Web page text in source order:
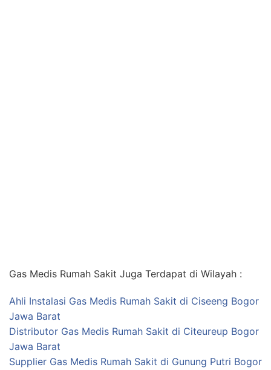
Gas Medis Rumah Sakit Juga Terdapat di Wilayah :
Ahli Instalasi Gas Medis Rumah Sakit di Ciseeng Bogor
Jawa Barat
Distributor Gas Medis Rumah Sakit di Citeureup Bogor
Jawa Barat
Supplier Gas Medis Rumah Sakit di Gunung Putri Bogor